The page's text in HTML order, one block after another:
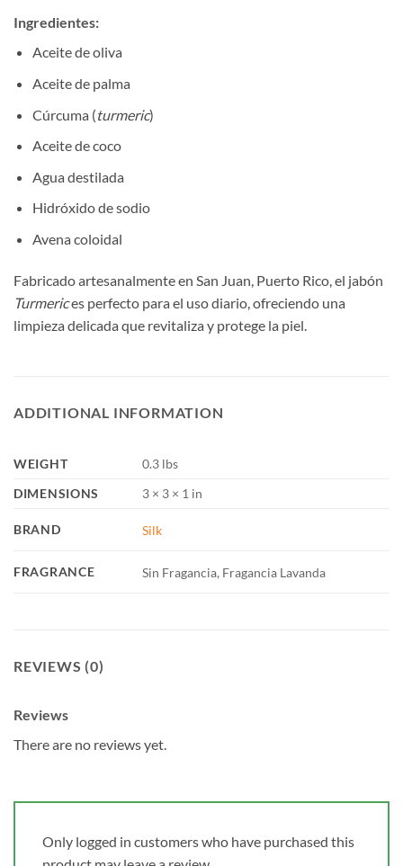
Ingredientes:
Aceite de oliva
Aceite de palma
Cúrcuma (turmeric)
Aceite de coco
Agua destilada
Hidróxido de sodio
Avena coloidal
Fabricado artesanalmente en San Juan, Puerto Rico, el jabón
Turmerices perfecto para el uso diario, ofreciendo una
limpieza delicada que revitaliza y protege la piel.
ADDITIONAL INFORMATION
WEIGHT
0.3 lbs
DIMENSIONS
3 × 3 × 1 in
BRAND Silk
FRAGRANCE Sin Fragancia, Fragancia Lavanda
REVIEWS (0)
Reviews
There are no reviews yet.
Only logged in customers who have purchased this